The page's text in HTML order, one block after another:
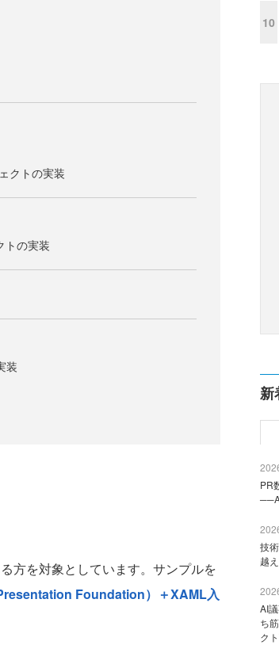
クトの実装
トの実装
装
方を対象としています。サンプルを
Foundation）＋XAML入
10
新
PR
技
越
AI
ち
ク